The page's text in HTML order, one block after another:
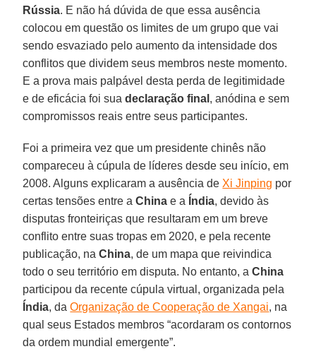
Rússia. E não há dúvida de que essa ausência
colocou em questão os limites de um grupo que vai
sendo esvaziado pelo aumento da intensidade dos
conflitos que dividem seus membros neste momento.
E a prova mais palpável desta perda de legitimidade
e de eficácia foi suadeclaração final , anódina e sem
compromissos reais entre seus participantes.
Foi a primeira vez que um presidente chinês não
compareceu à cúpula de líderes desde seu início, em
2008. Alguns explicaram a ausência de Xi Jinping por
certas tensões entre aChina e a Índia, devido às
disputas fronteiriças que resultaram em um breve
conflito entre suas tropas em 2020, e pela recente
publicação, naChina, de um mapa que reivindica
todo o seu território em disputa. No entanto, aChina
participou da recente cúpula virtual, organizada pela
Índia, daOrganização de Cooperação de Xangai, na
qual seus Estados membros “acordaram os contornos
da ordem mundial emergente”.